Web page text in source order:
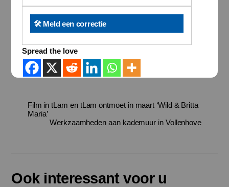
🛠️ Meld een correctie
Spread the love
Film in tLam en tLam ontmoet in maart ‘Wild & Britta
Maria’
Werkzaamheden aan kademuur in Vollenhove
Ook interessant voor u